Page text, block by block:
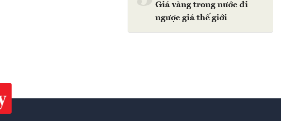
Giá vàng trong nước đi
ngược giá thế giới